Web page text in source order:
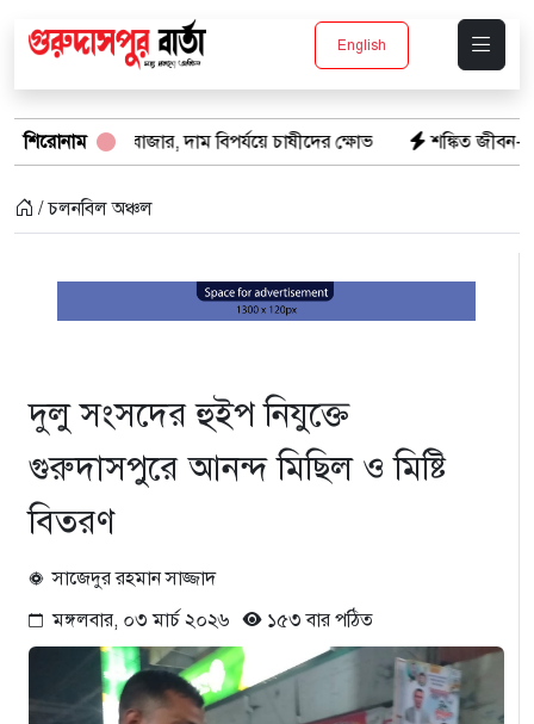
English
শিরোনাম
বাজার, দাম বিপর্যয়ে চাষীদের ক্ষোভ শঙ্কিত জীবন-অনিরাপদ ব্যবসা
/ চলনবিল অঞ্চল
দুলু সংসদের হুইপ নিযুক্তে
গুরুদাসপুরে আনন্দ মিছিল ও মিষ্টি
বিতরণ
সাজেদুর রহমান সাজ্জাদ
মঙ্গলবার, ০৩ মার্চ ২০২৬
১৫৩ বার পঠিত